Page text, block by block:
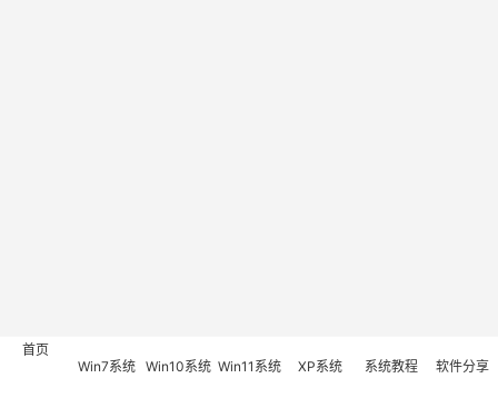
首页
Win7系统 Win10系统 Win11系统 XP系统 系统教程 软件分享